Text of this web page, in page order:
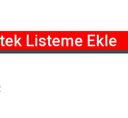
Listeme Ekle